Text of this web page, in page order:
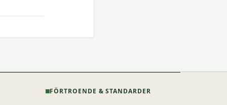
FÖRTROENDE & STANDARDER